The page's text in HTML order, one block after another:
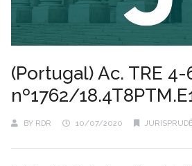
(Portugal) Ac. TRE
nº1762/
BY RDR 10/07/2020